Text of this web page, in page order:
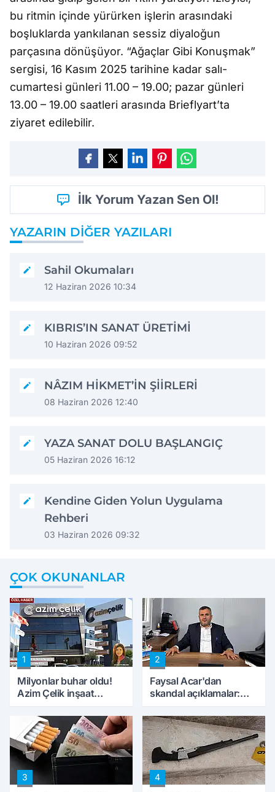
bu ritmin içinde yürürken işlerin arasındaki
boşluklarda yankılanan sessiz diyaloğun
parçasına dönüşüyor. “Ağaçlar Gibi Konuşmak”
sergisi, 16 Kasım 2025 tarihine kadar salı-
cumartesi günleri 11.00 – 19.00; pazar günleri
13.00 – 19.00 saatleri arasında Brieflyart’ta
ziyaret edilebilir.
İlk Yorum Yazan Sen Ol!
YAZARIN DIĞER YAZILARI
Sahil Okumaları
12 Haziran 2026 10:34
KIBRIS’IN SANAT ÜRETİMİ
10 Haziran 2026 09:52
NÂZIM HİKMET’İN ŞİİRLERİ
08 Haziran 2026 12:40
YAZA SANAT DOLU BAŞLANGIÇ
05 Haziran 2026 16:12
Kendine Giden Yolun Uygulama
Rehberi
03 Haziran 2026 09:32
ÇOK OKUNANLAR
1
Milyonlar buhar oldu!
Azim Çelik inşaat
konuştu
2
Faysal Acar'dan
skandal açıklamalar:
peynircilerimizi de
kıskaca aldı, müdahale
ettik'
3 4